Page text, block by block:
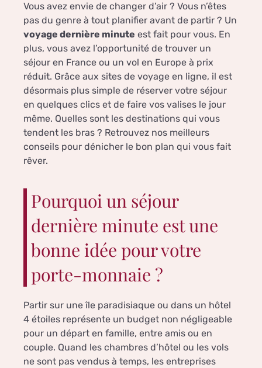
Vous avez envie de changer d’air ? Vous n’êtes
pas du genre à tout planifier avant de partir ? Un
voyage dernière minute est fait pour vous. En
plus, vous avez l’opportunité de trouver un
séjour en France ou un vol en Europe à prix
réduit. Grâce aux sites de voyage en ligne, il est
désormais plus simple de réserver votre séjour
en quelques clics et de faire vos valises le jour
même. Quelles sont les destinations qui vous
tendent les bras ? Retrouvez nos meilleurs
conseils pour dénicher le bon plan qui vous fait
rêver.
Pourquoi un séjour
dernière minute est une
bonne idée pour votre
porte-monnaie ?
Partir sur une île paradisiaque ou dans un hôtel
4 étoiles représente un budget non négligeable
pour un départ en famille, entre amis ou en
couple. Quand les chambres d’hôtel ou les vols
ne sont pas vendus à temps, les entreprises